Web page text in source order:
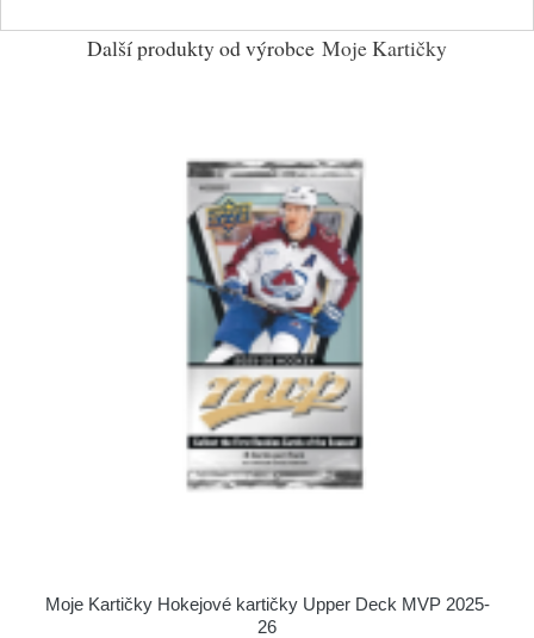
Další produkty od výrobce Moje Kartičky
Moje Kartičky Hokejové kartičky Upper Deck MVP 2025-
26